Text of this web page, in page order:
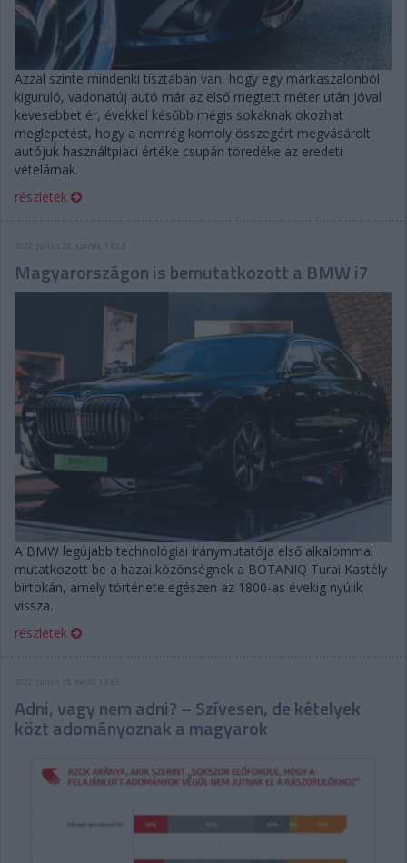
Azzal szinte mindenki tisztában van, hogy egy márkaszalonból
kiguruló, vadonatúj autó már az első megtett méter után jóval
kevesebbet ér, évekkel később mégis sokaknak okozhat
meglepetést, hogy a nemrég komoly összegért megvásárolt
autójuk használtpiaci értéke csupán töredéke az eredeti
vételárnak.
részletek
2022. július 20. szerda, 13:23
Magyarországon is bemutatkozott a BMW i7
A BMW legújabb technológiai iránymutatója első alkalommal
mutatkozott be a hazai közönségnek a BOTANIQ Turai Kastély
birtokán, amely története egészen az 1800-as évekig nyúlik
vissza.
részletek
2022. július 18. hétfő, 13:53
Adni, vagy nem adni? – Szívesen, de kételyek
közt adományoznak a magyarok